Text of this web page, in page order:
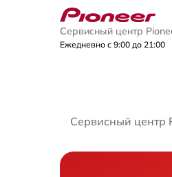
Сервисный центр
Ежедневно с 9:00 до 21:00
Сервисный центр